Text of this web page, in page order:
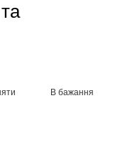
В бажання